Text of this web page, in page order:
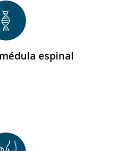
espinal